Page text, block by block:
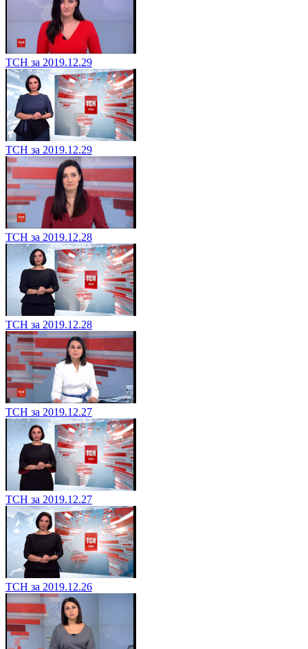
ТСН за 2019.12.29
ТСН за 2019.12.29
ТСН за 2019.12.28
ТСН за 2019.12.28
ТСН за 2019.12.27
ТСН за 2019.12.27
ТСН за 2019.12.26